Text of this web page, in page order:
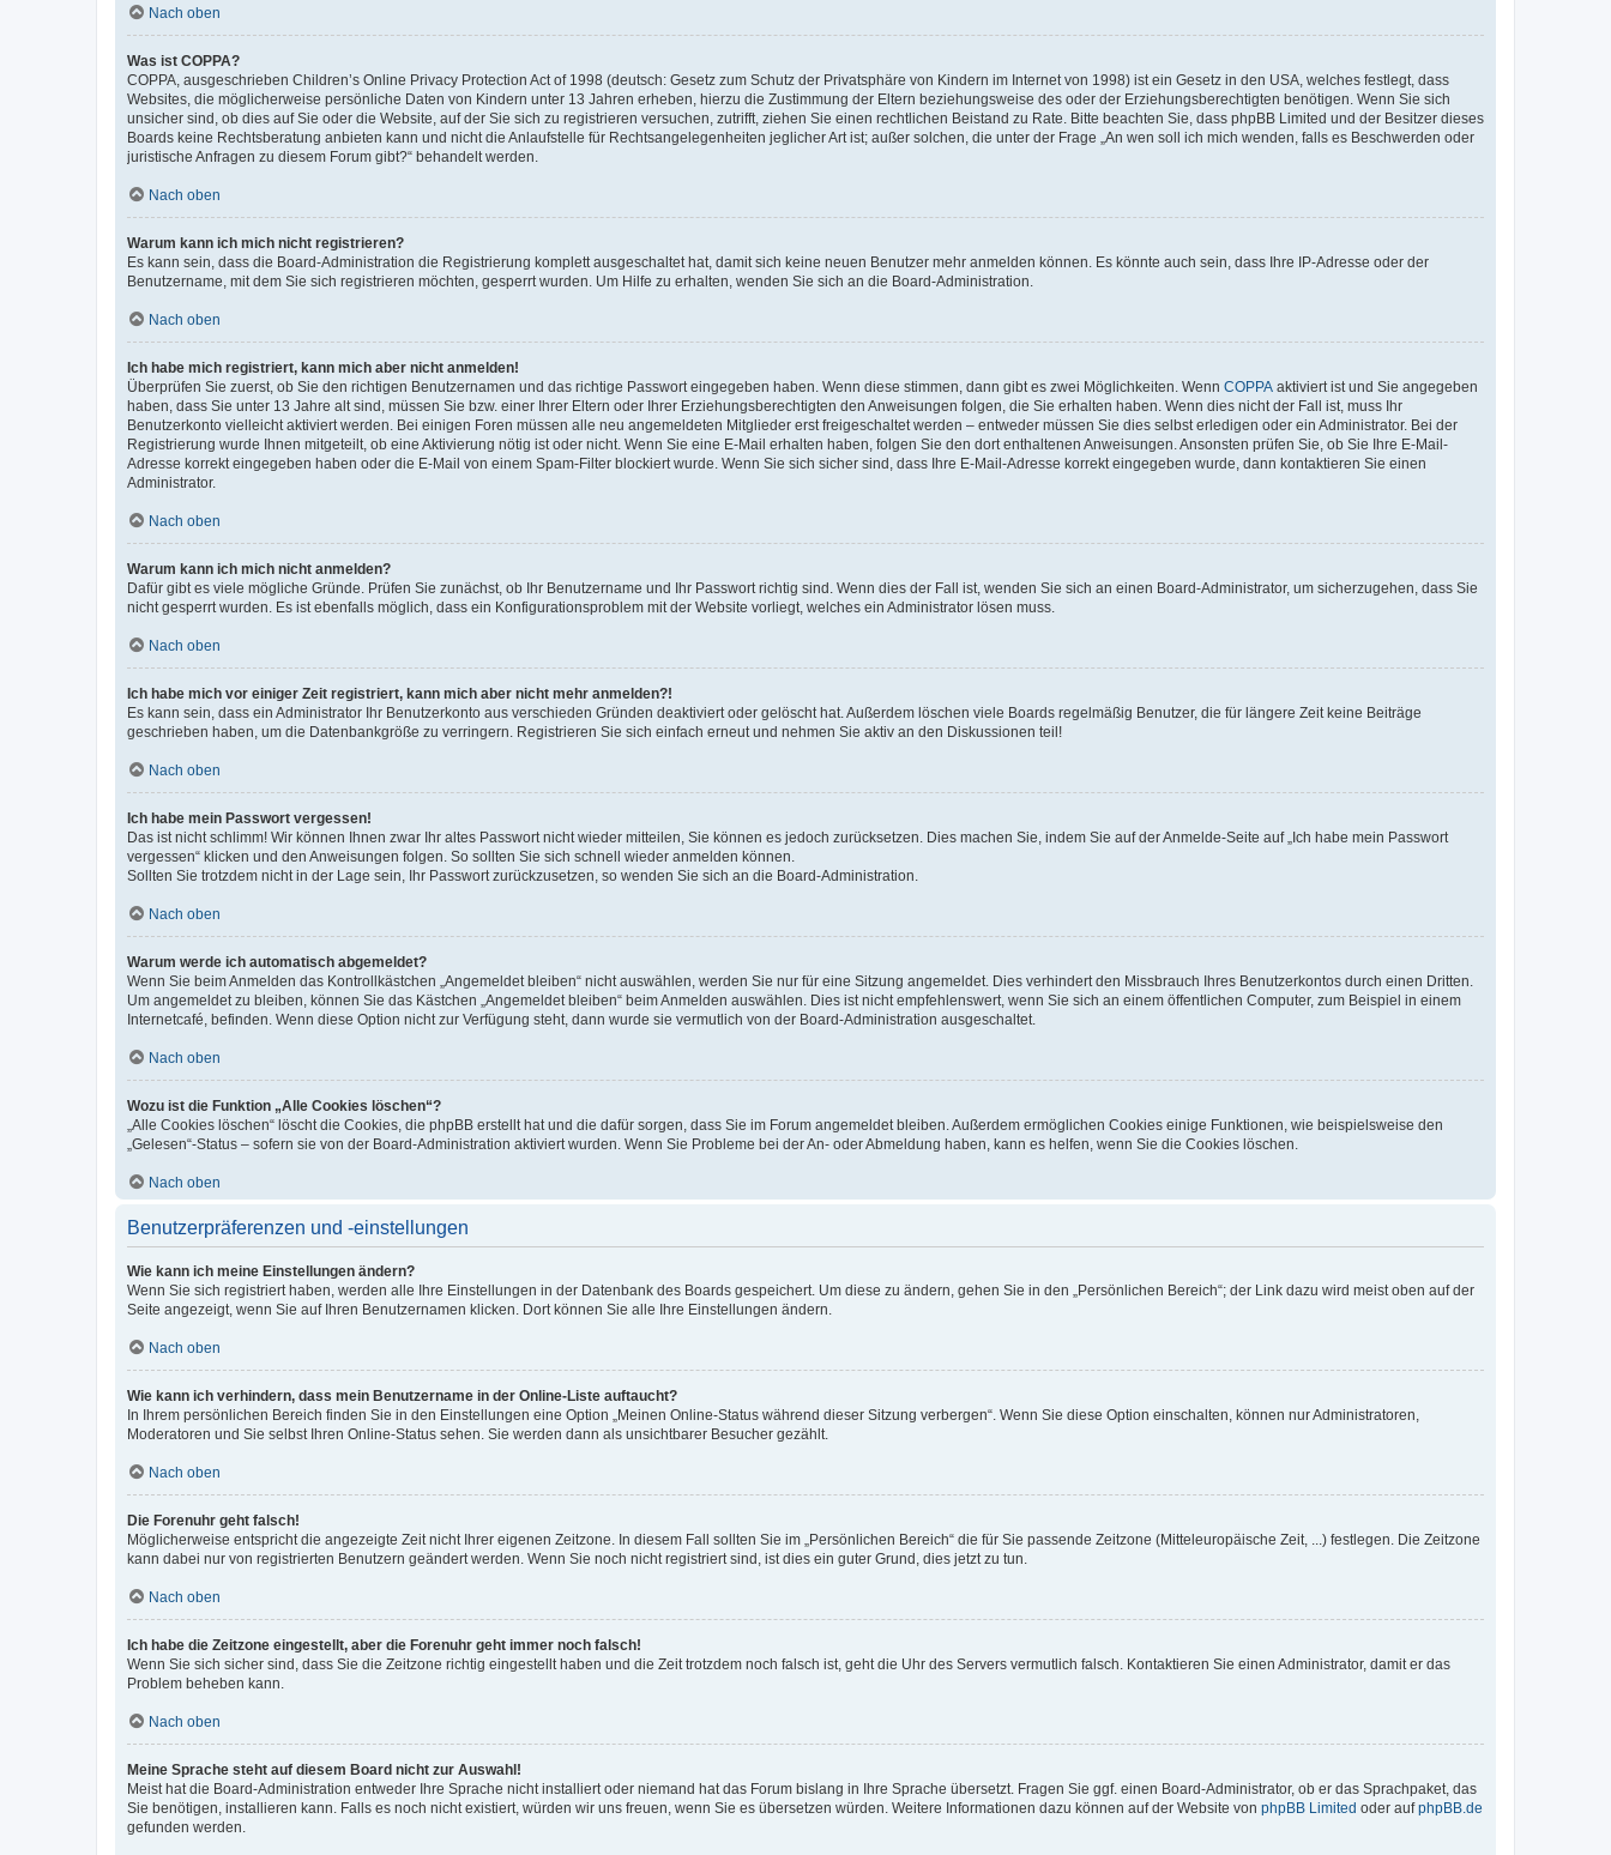
Nach oben
Was ist COPPA?
COPPA, ausgeschrieben Children’s Online Privacy Protection Act of 1998 (deutsch: Gesetz zum Schutz der Privatsphäre von Kindern im Internet von 1998) ist ein Gesetz in den USA, welches festlegt, dass
Websites, die möglicherweise persönliche Daten von Kindern unter 13 Jahren erheben, hierzu die Zustimmung der Eltern beziehungsweise des oder der Erziehungsberechtigten benötigen. Wenn Sie sich
unsicher sind, ob dies auf Sie oder die Website, auf der Sie sich zu registrieren versuchen, zutrifft, ziehen Sie einen rechtlichen Beistand zu Rate. Bitte beachten Sie, dass phpBB Limited und der Besitzer dieses
Boards keine Rechtsberatung anbieten kann und nicht die Anlaufstelle für Rechtsangelegenheiten jeglicher Art ist; außer solchen, die unter der Frage „An wen soll ich mich wenden, falls es Beschwerden oder
juristische Anfragen zu diesem Forum gibt?“ behandelt werden.
Nach oben
Warum kann ich mich nicht registrieren?
Es kann sein, dass die Board-Administration die Registrierung komplett ausgeschaltet hat, damit sich keine neuen Benutzer mehr anmelden können. Es könnte auch sein, dass Ihre IP-Adresse oder der
Benutzername, mit dem Sie sich registrieren möchten, gesperrt wurden. Um Hilfe zu erhalten, wenden Sie sich an die Board-Administration.
Nach oben
Ich habe mich registriert, kann mich aber nicht anmelden!
Überprüfen Sie zuerst, ob Sie den richtigen Benutzernamen und das richtige Passwort eingegeben haben. Wenn diese stimmen, dann gibt es zwei Möglichkeiten. Wenn COPPA aktiviert ist und Sie angegeben
haben, dass Sie unter 13 Jahre alt sind, müssen Sie bzw. einer Ihrer Eltern oder Ihrer Erziehungsberechtigten den Anweisungen folgen, die Sie erhalten haben. Wenn dies nicht der Fall ist, muss Ihr
Benutzerkonto vielleicht aktiviert werden. Bei einigen Foren müssen alle neu angemeldeten Mitglieder erst freigeschaltet werden – entweder müssen Sie dies selbst erledigen oder ein Administrator. Bei der
Registrierung wurde Ihnen mitgeteilt, ob eine Aktivierung nötig ist oder nicht. Wenn Sie eine E-Mail erhalten haben, folgen Sie den dort enthaltenen Anweisungen. Ansonsten prüfen Sie, ob Sie Ihre E-Mail-
Adresse korrekt eingegeben haben oder die E-Mail von einem Spam-Filter blockiert wurde. Wenn Sie sich sicher sind, dass Ihre E-Mail-Adresse korrekt eingegeben wurde, dann kontaktieren Sie einen
Administrator.
Nach oben
Warum kann ich mich nicht anmelden?
Dafür gibt es viele mögliche Gründe. Prüfen Sie zunächst, ob Ihr Benutzername und Ihr Passwort richtig sind. Wenn dies der Fall ist, wenden Sie sich an einen Board-Administrator, um sicherzugehen, dass Sie
nicht gesperrt wurden. Es ist ebenfalls möglich, dass ein Konfigurationsproblem mit der Website vorliegt, welches ein Administrator lösen muss.
Nach oben
Ich habe mich vor einiger Zeit registriert, kann mich aber nicht mehr anmelden?!
Es kann sein, dass ein Administrator Ihr Benutzerkonto aus verschieden Gründen deaktiviert oder gelöscht hat. Außerdem löschen viele Boards regelmäßig Benutzer, die für längere Zeit keine Beiträge
geschrieben haben, um die Datenbankgröße zu verringern. Registrieren Sie sich einfach erneut und nehmen Sie aktiv an den Diskussionen teil!
Nach oben
Ich habe mein Passwort vergessen!
Das ist nicht schlimm! Wir können Ihnen zwar Ihr altes Passwort nicht wieder mitteilen, Sie können es jedoch zurücksetzen. Dies machen Sie, indem Sie auf der Anmelde-Seite auf „Ich habe mein Passwort
vergessen“ klicken und den Anweisungen folgen. So sollten Sie sich schnell wieder anmelden können.
Sollten Sie trotzdem nicht in der Lage sein, Ihr Passwort zurückzusetzen, so wenden Sie sich an die Board-Administration.
Nach oben
Warum werde ich automatisch abgemeldet?
Wenn Sie beim Anmelden das Kontrollkästchen „Angemeldet bleiben“ nicht auswählen, werden Sie nur für eine Sitzung angemeldet. Dies verhindert den Missbrauch Ihres Benutzerkontos durch einen Dritten.
Um angemeldet zu bleiben, können Sie das Kästchen „Angemeldet bleiben“ beim Anmelden auswählen. Dies ist nicht empfehlenswert, wenn Sie sich an einem öffentlichen Computer, zum Beispiel in einem
Internetcafé, befinden. Wenn diese Option nicht zur Verfügung steht, dann wurde sie vermutlich von der Board-Administration ausgeschaltet.
Nach oben
Wozu ist die Funktion „Alle Cookies löschen“?
„Alle Cookies löschen“ löscht die Cookies, die phpBB erstellt hat und die dafür sorgen, dass Sie im Forum angemeldet bleiben. Außerdem ermöglichen Cookies einige Funktionen, wie beispielsweise den
„Gelesen“-Status – sofern sie von der Board-Administration aktiviert wurden. Wenn Sie Probleme bei der An- oder Abmeldung haben, kann es helfen, wenn Sie die Cookies löschen.
Nach oben
Benutzerpräferenzen und -einstellungen
Wie kann ich meine Einstellungen ändern?
Wenn Sie sich registriert haben, werden alle Ihre Einstellungen in der Datenbank des Boards gespeichert. Um diese zu ändern, gehen Sie in den „Persönlichen Bereich“; der Link dazu wird meist oben auf der
Seite angezeigt, wenn Sie auf Ihren Benutzernamen klicken. Dort können Sie alle Ihre Einstellungen ändern.
Nach oben
Wie kann ich verhindern, dass mein Benutzername in der Online-Liste auftaucht?
In Ihrem persönlichen Bereich finden Sie in den Einstellungen eine Option „Meinen Online-Status während dieser Sitzung verbergen“. Wenn Sie diese Option einschalten, können nur Administratoren,
Moderatoren und Sie selbst Ihren Online-Status sehen. Sie werden dann als unsichtbarer Besucher gezählt.
Nach oben
Die Forenuhr geht falsch!
Möglicherweise entspricht die angezeigte Zeit nicht Ihrer eigenen Zeitzone. In diesem Fall sollten Sie im „Persönlichen Bereich“ die für Sie passende Zeitzone (Mitteleuropäische Zeit, ...) festlegen. Die Zeitzone
kann dabei nur von registrierten Benutzern geändert werden. Wenn Sie noch nicht registriert sind, ist dies ein guter Grund, dies jetzt zu tun.
Nach oben
Ich habe die Zeitzone eingestellt, aber die Forenuhr geht immer noch falsch!
Wenn Sie sich sicher sind, dass Sie die Zeitzone richtig eingestellt haben und die Zeit trotzdem noch falsch ist, geht die Uhr des Servers vermutlich falsch. Kontaktieren Sie einen Administrator, damit er das
Problem beheben kann.
Nach oben
Meine Sprache steht auf diesem Board nicht zur Auswahl!
Meist hat die Board-Administration entweder Ihre Sprache nicht installiert oder niemand hat das Forum bislang in Ihre Sprache übersetzt. Fragen Sie ggf. einen Board-Administrator, ob er das Sprachpaket, das
Sie benötigen, installieren kann. Falls es noch nicht existiert, würden wir uns freuen, wenn Sie es übersetzen würden. Weitere Informationen dazu können auf der Website von phpBB Limited oder aufphpBB.de
gefunden werden.